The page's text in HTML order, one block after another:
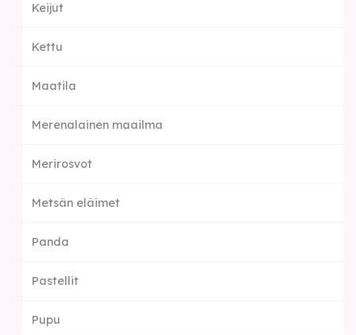
Keijut
Kettu
Maatila
Merenalainen maailma
Merirosvot
Metsän eläimet
Panda
Pastellit
Pupu